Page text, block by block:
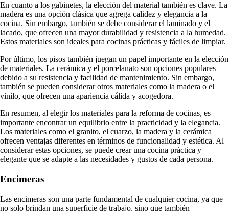
En cuanto a los gabinetes, la elección del material también es clave. La
madera es una opción clásica que agrega calidez y elegancia a la
cocina. Sin embargo, también se debe considerar el laminado y el
lacado, que ofrecen una mayor durabilidad y resistencia a la humedad.
Estos materiales son ideales para cocinas prácticas y fáciles de limpiar.
Por último, los pisos también juegan un papel importante en la elección
de materiales. La cerámica y el porcelanato son opciones populares
debido a su resistencia y facilidad de mantenimiento. Sin embargo,
también se pueden considerar otros materiales como la madera o el
vinilo, que ofrecen una apariencia cálida y acogedora.
En resumen, al elegir los materiales para la reforma de cocinas, es
importante encontrar un equilibrio entre la practicidad y la elegancia.
Los materiales como el granito, el cuarzo, la madera y la cerámica
ofrecen ventajas diferentes en términos de funcionalidad y estética. Al
considerar estas opciones, se puede crear una cocina práctica y
elegante que se adapte a las necesidades y gustos de cada persona.
Encimeras
Las encimeras son una parte fundamental de cualquier cocina, ya que
no solo brindan una superficie de trabajo, sino que también